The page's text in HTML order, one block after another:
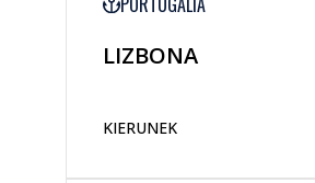
LIZBONA
KIERUNEK